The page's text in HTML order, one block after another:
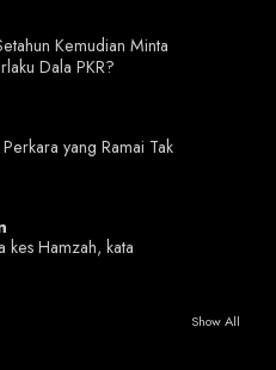
Kemudian Minta
Dala PKR?
yang Ramai Tak
kes Hamzah, kata
Show All